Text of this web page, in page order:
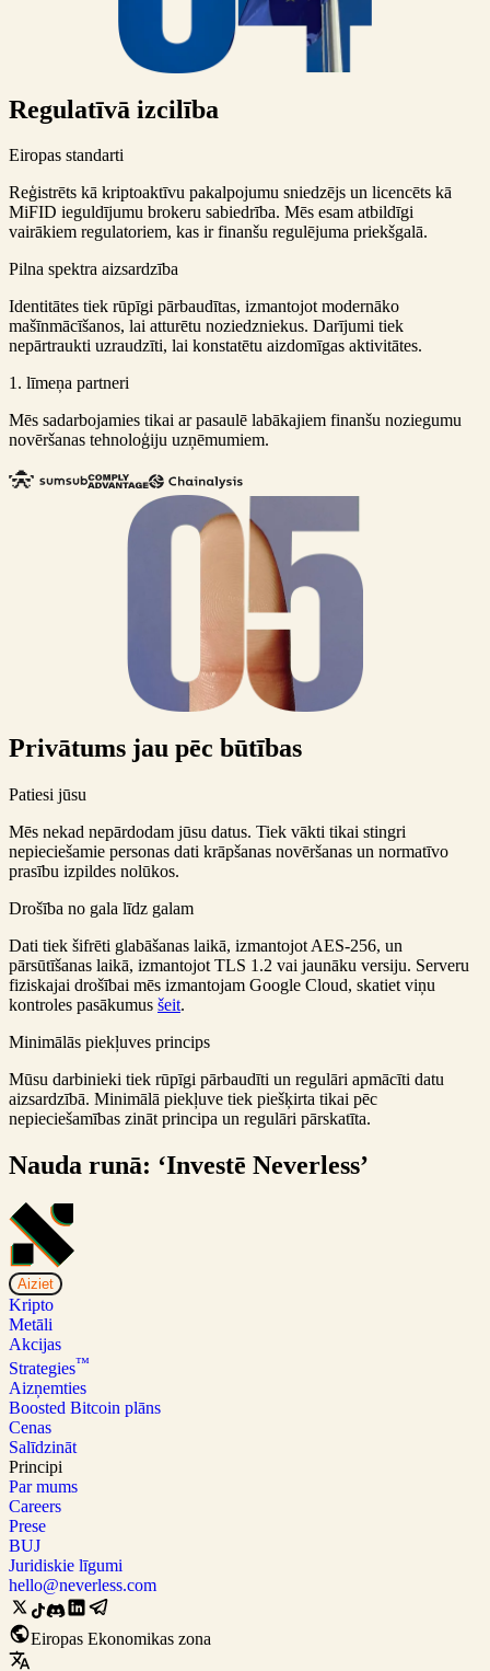
Regulatīvā izcilība
Eiropas standarti
Reģistrēts kā kriptoaktīvu pakalpojumu sniedzējs un licencēts kā
MiFID ieguldījumu brokeru sabiedrība. Mēs esam atbildīgi
vairākiem regulatoriem, kas ir finanšu regulējuma priekšgalā.
Pilna spektra aizsardzība
Identitātes tiek rūpīgi pārbaudītas, izmantojot modernāko
mašīnmācīšanos, lai atturētu noziedzniekus. Darījumi tiek
nepārtraukti uzraudzīti, lai konstatētu aizdomīgas aktivitātes.
1. līmeņa partneri
Mēs sadarbojamies tikai ar pasaulē labākajiem finanšu noziegumu
novēršanas tehnoloģiju uzņēmumiem.
Privātums jau pēc būtības
Patiesi jūsu
Mēs nekad nepārdodam jūsu datus. Tiek vākti tikai stingri
nepieciešamie personas dati krāpšanas novēršanas un normatīvo
prasību izpildes nolūkos.
Drošība no gala līdz galam
Dati tiek šifrēti glabāšanas laikā, izmantojot AES-256, un
pārsūtīšanas laikā, izmantojot TLS 1.2 vai jaunāku versiju. Serveru
fiziskajai drošībai mēs izmantojam Google Cloud, skatiet viņu
kontroles pasākumus šeit.
Minimālās piekļuves princips
Mūsu darbinieki tiek rūpīgi pārbaudīti un regulāri apmācīti datu
aizsardzībā. Minimālā piekļuve tiek piešķirta tikai pēc
nepieciešamības zināt principa un regulāri pārskatīta.
Nauda runā: ‘Investē Neverless’
Aiziet
Kripto
Metāli
Akcijas
Strategies™
Aizņemties
Boosted Bitcoin plāns
Cenas
Salīdzināt
Principi
Par mums
Careers
Prese
BUJ
Juridiskie līgumi
hello@neverless.com
Eiropas Ekonomikas zona